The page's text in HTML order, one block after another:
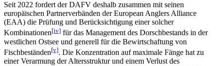
Seit 2022 fordert der DAFV deshalb zusammen mit seinen
europäischen Partnerverbänden der European Anglers Alliance
(EAA) die Prüfung und Berücksichtigung einer solcher
Kombinationen[iv] für das Management des Dorschbestands in der
westlichen Ostsee und generell für die Bewirtschaftung von
Fischbeständen[v]. Die Konzentration auf maximale Fänge hat zu
einer Verarmung der Altersstruktur und einem Verlust des